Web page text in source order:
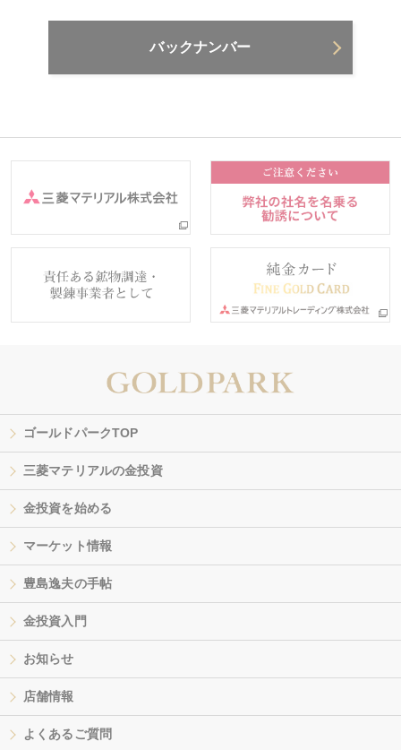
バックナンバー
ゴールドパークTOP
三菱マテリアルの金投資
金投資を始める
マーケット情報
豊島逸夫の手帖
金投資入門
お知らせ
店舗情報
よくあるご質問